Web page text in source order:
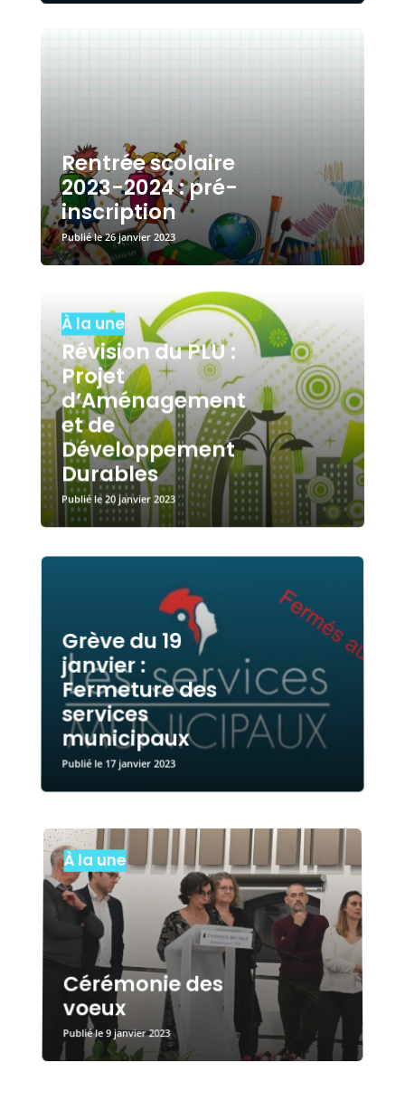
Rentrée scolaire
2023-2024 : pré-
inscription
26 janvier 2023
À la une
Révision du PLU :
Projet
d’Aménagement
et de
Développement
Durables
20 janvier 2023
Grève du 19
janvier :
Fermeture des
services
municipaux
17 janvier 2023
À la une
Cérémonie des
voeux
9 janvier 2023